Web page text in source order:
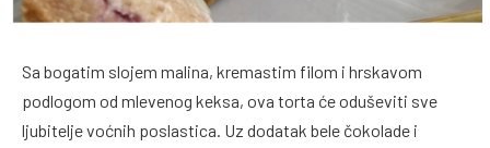
Sa bogatim slojem malina, kremastim filom i hrskavom
podlogom od mlevenog keksa, ova torta će oduševiti sve
ljubitelje voćnih poslastica. Uz dodatak bele čokolade i